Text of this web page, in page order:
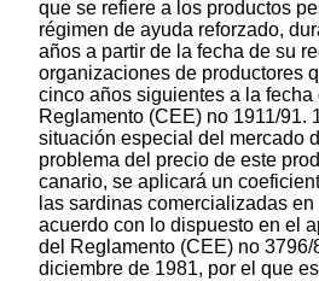
que se refiere a los productos
régimen de ayuda reforzado,
años a partir de la fecha de su
organizaciones de productores
cinco años siguientes a la fecha
Reglamento (CEE) no 1911/91.
situación especial del mercado
problema del precio de este
canario, se aplicará un
las sardinas comercializadas
acuerdo con lo dispuesto en el
del Reglamento (CEE) no
diciembre de 1981, por el que